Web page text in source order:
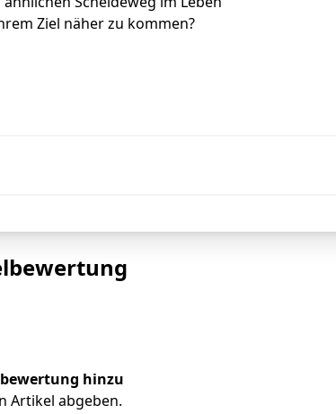
Ziel näher zu kommen?
hinzu
Artikel abgeben.